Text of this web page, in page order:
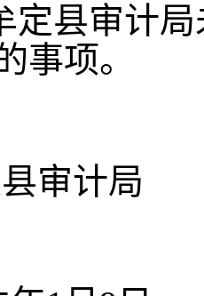
定县审计
事项。
计局